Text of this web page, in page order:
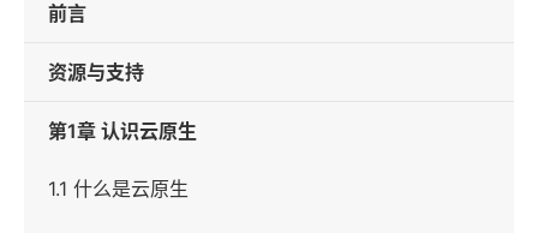
前言
资源与支持
第1章 认识云原生
1.1 什么是云原生